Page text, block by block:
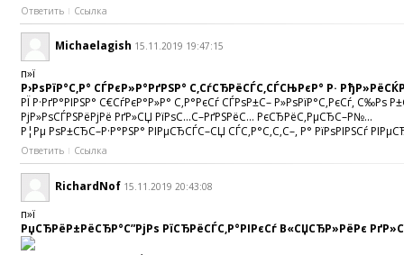
Ответить Ссылка
Michaelagish 15.11.2019 19:47:15
п»ї
Р›РѕРїР°С‚Р° СЃРєР»Р°РґРЅР° С‚СѓСЂРёСЃС‚СЃСЊРєР° Р·
РЇ Р·РґР°РІРЅР° С€СѓРєР°Р»Р° С‚Р°РєСѓ СЃРѕР±С– Р»РѕРїР°С‚РєСѓ,
РјР»РѕСЃРЅРёРјРё РґР»СЏ РїРѕС…С–РґРЅРёС… РєСЂРёС‚РµСЂС–Р№...
Р¦Рµ РѕР±СЂС–Р·Р°РЅР° РІРµСЂСЃС–СЏ СЃС‚Р°С‚С‚С–, Р° РїРѕРІРЅСѓ
Ответить Ссылка
RichardNof 15.11.2019 20:43:08
п»ї
РџСЂРёР±РёСЂР°С”РјРѕ РїСЂРёСЃС‚Р°РІРєСѓ В«СЏСЂР»РёРє